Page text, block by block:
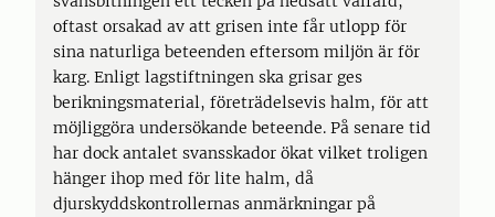
oftast orsakad av att grisen inte får utlopp för
sina naturliga beteenden eftersom miljön är för
karg. Enligt lagstiftningen ska grisar ges
berikningsmaterial, företrädelsevis halm, för att
möjliggöra undersökande beteende. På senare tid
har dock antalet svansskador ökat vilket troligen
hänger ihop med för lite halm, då
djurskyddskontrollernas anmärkningar på